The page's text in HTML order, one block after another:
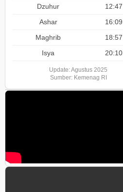
Dzuhur
12:47
Ashar
16:09
Maghrib
18:57
Isya
20:10
Update: Agustus 2025
Sumber: Kemenag RI